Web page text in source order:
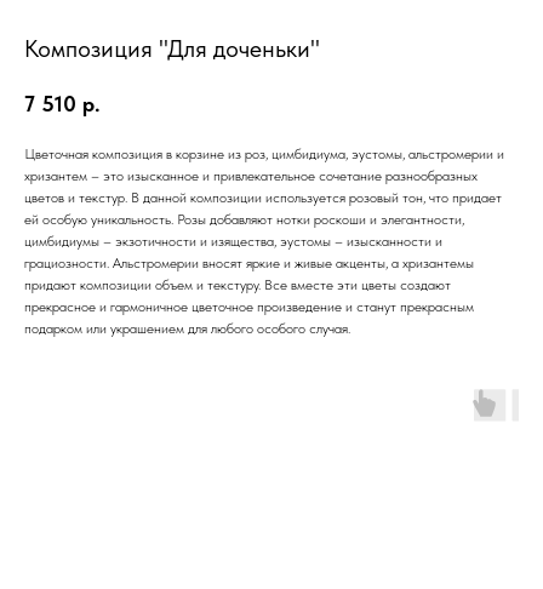
Композиция "Для доченьки"
7 510 р.
Цветочная композиция в корзине из роз, цимбидиума, эустомы, альстромерии и
хризантем – это изысканное и привлекательное сочетание разнообразных
цветов и текстур. В данной композиции используется розовый тон, что придает
ей особую уникальность. Розы добавляют нотки роскоши и элегантности,
цимбидиумы – экзотичности и изящества, эустомы – изысканности и
грациозности. Альстромерии вносят яркие и живые акценты, а хризантемы
придают композиции объем и текстуру. Все вместе эти цветы создают
прекрасное и гармоничное цветочное произведение и станут прекрасным
подарком или украшением для любого особого случая.